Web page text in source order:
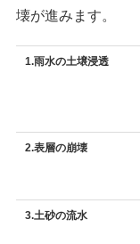
壊が進みます。
1.雨水の土壌浸透
2.表層の崩壊
3.土砂の流水